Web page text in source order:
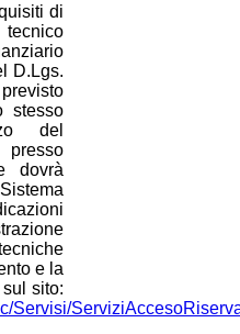
di
D.Lgs.
stesso
del
dovrà
e la
sito:
Servisi/